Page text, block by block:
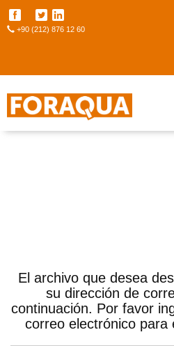
+90 (212) 876 12 60
El archivo que desea
su dirección de
continuación. Por favor
correo electrónico para